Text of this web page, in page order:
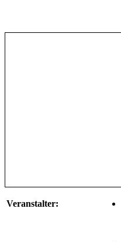
Veranstalter: